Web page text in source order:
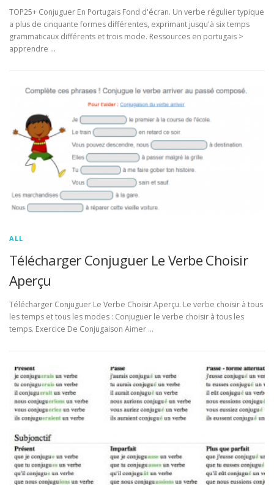
TOP25+ Conjuguer En Portugais Fond d'écran. Un verbe régulier typique
a plus de cinquante formes différentes, exprimant jusqu'à six temps
grammaticaux différents et trois mode. Ressources en portugais >
apprendre …
ALL
Télécharger Conjuguer Le Verbe Choisir
Aperçu
Télécharger Conjuguer Le Verbe Choisir Aperçu. Le verbe choisir à tous
les temps et tous les modes : Conjuguer le verbe choisir à tous les
temps. Exercice De Conjugaison Aimer …